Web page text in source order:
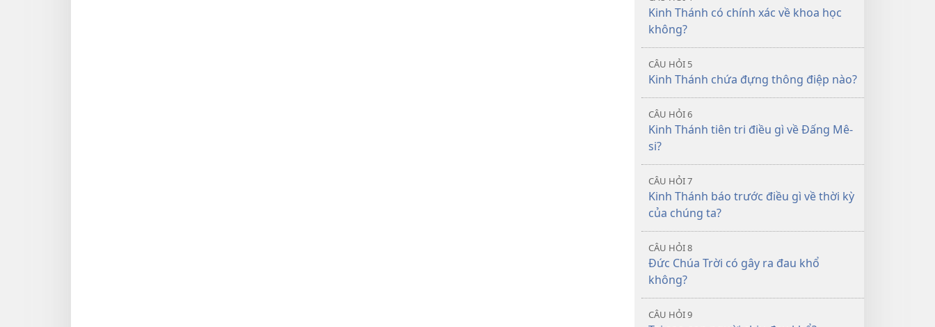
Kinh Thánh có chính xác về khoa học
không?
CÂU HỎI 5
Kinh Thánh chứa đựng thông điệp nào?
CÂU HỎI 6
Kinh Thánh tiên tri điều gì về Đấng Mê-
si?
CÂU HỎI 7
Kinh Thánh báo trước điều gì về thời kỳ
của chúng ta?
CÂU HỎI 8
Đức Chúa Trời có gây ra đau khổ
không?
CÂU HỎI 9